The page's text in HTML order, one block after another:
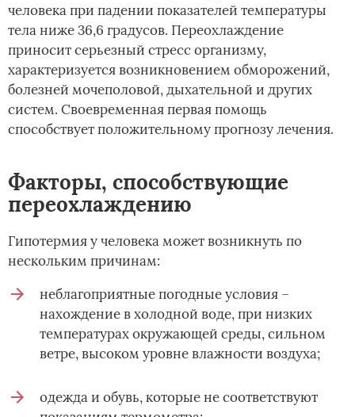
человека при падении показателей температуры
тела ниже 36,6 градусов. Переохлаждение
приносит серьезный стресс организму,
характеризуется возникновением обморожений,
болезней мочеполовой, дыхательной и других
систем. Своевременная первая помощь
способствует положительному прогнозу лечения.
Факторы, способствующие
переохлаждению
Гипотермия у человека может возникнуть по
нескольким причинам:
неблагоприятные погодные условия –
нахождение в холодной воде, при низких
температурах окружающей среды, сильном
ветре, высоком уровне влажности воздуха;
одежда и обувь, которые не соответствуют